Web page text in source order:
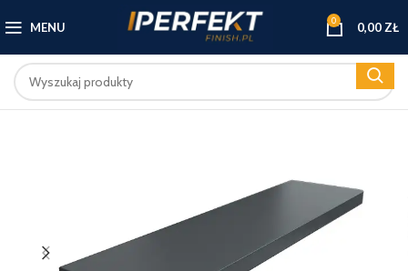
MENU 0 0,00 ZŁ